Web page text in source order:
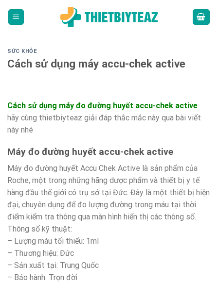
SỨC KHỎE
Cách sử dụng máy accu-chek active
Cách sử dụng máy đo đường huyết accu-chek active
hãy cùng thietbiyteaz giải đáp thắc mắc này qua bài viết
này nhé
Máy đo đường huyết accu-chek active
Máy đo đường huyết Accu Chek Active là sản phẩm của
Roche, một trong những hãng dược phẩm và thiết bị y tế
hàng đầu thế giới có trụ sở tại Đức. Đây là một thiết bị hiện
đại, chuyên dụng để đo lượng đường trong máu tại thời
điểm kiểm tra thông qua màn hình hiển thị các thông số.
Thông số kỹ thuật:
– Lượng máu tối thiểu: 1ml
– Thương hiệu: Đức
– Sản xuất tại: Trung Quốc
– Bảo hành: Trọn đời